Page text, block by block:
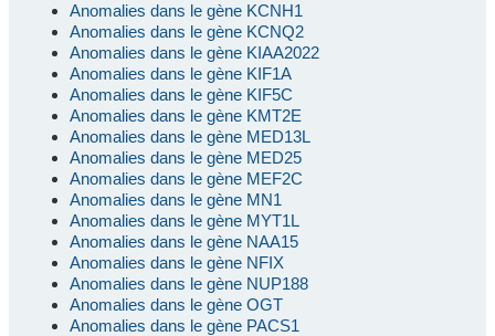
Anomalies dans le gène KCNH1
Anomalies dans le gène KCNQ2
Anomalies dans le gène KIAA2022
Anomalies dans le gène KIF1A
Anomalies dans le gène KIF5C
Anomalies dans le gène KMT2E
Anomalies dans le gène MED13L
Anomalies dans le gène MED25
Anomalies dans le gène MEF2C
Anomalies dans le gène MN1
Anomalies dans le gène MYT1L
Anomalies dans le gène NAA15
Anomalies dans le gène NFIX
Anomalies dans le gène NUP188
Anomalies dans le gène OGT
Anomalies dans le gène PACS1